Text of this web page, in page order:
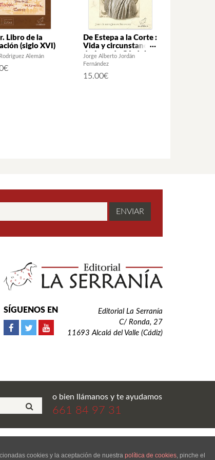
Libro de la
(siglo XVI)
Alemán
€
De Estepa a la Corte :
Vida y circunstancias
de Juan de Córdoba
Centurión (1612-
hombres grandes de
Jorge Alberto Jordán
Fernández
15.00€
SÍGUENOS EN
Editorial La Serranía
C/ Ronda, 27
11693 Alcalá del Valle (Cádiz)
o bien llámanos y te ayudamos
661 84 97 31
cookies y la aceptación de nuestra política de cookies, pinche el